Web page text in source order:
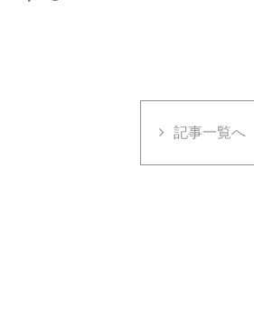
記事一覧へ